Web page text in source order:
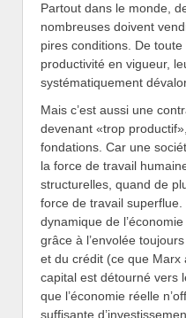
Partout dans le monde,
nombreuses doivent
pires conditions. De
productivité en vigueur,
systématiquement
Mais c’est aussi une
devenant «trop
fondations. Car une
la force de travail
structurelles, quand de
force de travail
dynamique de
grâce à l’envolée
et du crédit (ce que Marx
capital est détourné vers
que l’économie réelle
suffisante